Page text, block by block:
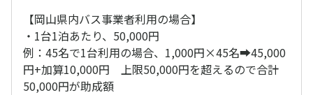
【岡山県内バス事業者利用の場合】
・1台1泊あたり、50,000円
例：45名で1台利用の場合、1,000円×45名➡45,000
円+加算10,000円 上限50,000円を超えるので合計
50,000円が助成額